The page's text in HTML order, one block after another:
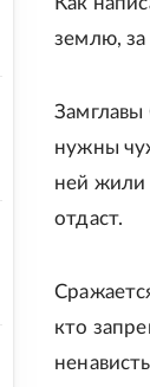
землю,
Замглавы
нужны
ней жили
отдаст.
кто